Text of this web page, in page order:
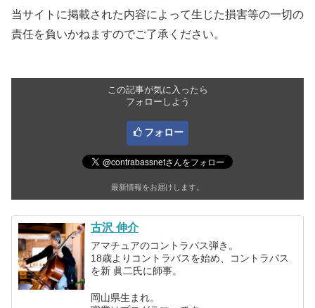
当サイトに掲載された内容によって生じた損害等の一切の
責任を負いかねますのでご了承ください。
この記事が気に入ったら
フォローしよう
フォロー
最新情報をお届けします。
古沢 伸介
アマチュアのコントラバス弾き。
18歳よりコントラバスを始め、コントラバス
を新 眞二氏に師事。
岡山県生まれ。